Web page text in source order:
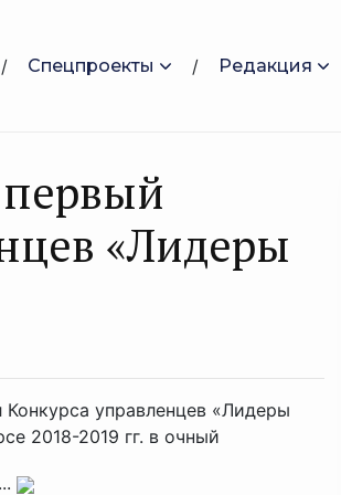
Спецпроекты Редакция
первый
«Лидеры
управленцев «Лидеры
2018-2019 гг. в очный